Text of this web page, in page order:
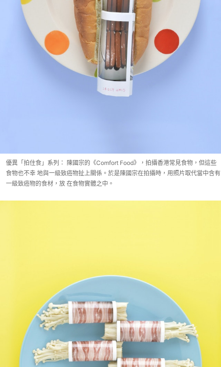
優異「拍住食」系列： 陳國宗的《Comfort Food》，拍攝香港常見食物，但這些
食物也不幸 地與一級致癌物扯上關係。於是陳國宗在拍攝時，用照片取代當中含有
一級致癌物的食材，放 在食物實體之中。